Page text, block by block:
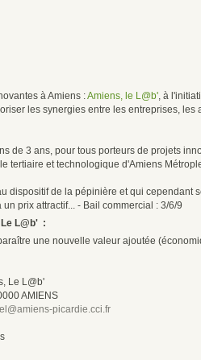
à Amiens :Amiens, le L@b', à
les synergies entre les entreprises,
de 3 ans, pour tous porteurs de projets
tertiaire et technologique d'Amiens
dispositif de la pépinière et qui
prix attractif... - Bail commercial : 3/6/9
L@b' :
une nouvelle valeur ajoutée
Le L@b'
AMIENS
picardie.cci.fr